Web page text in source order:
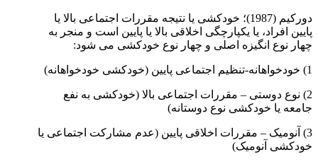
دورکیم (1987)؛ خودکشی یا نتیجه مقررات اجتماعی بالا یا
پایین افراد، یا یکپارچگی اخلاقی بالا یا پایین است و منجر به
چهار نوع انگیزه اصلی و چهار نوع خودکشی می شود:
1) خودخواهانه-تنظیم اجتماعی پایین (خودکشی خودخواهانه)
2) نوع دوستی – مقررات اجتماعی بالا (خودکشی به نفع
جامعه یا خودکشی نوع دوستانه)
3) آنومیک – مقررات اخلاقی پایین (عدم مشارکت اجتماعی یا
خودکشی آنومیک)